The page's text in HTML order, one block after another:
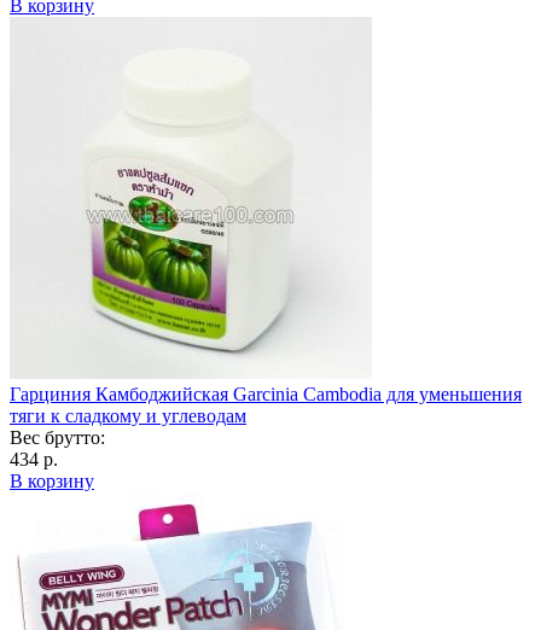
В корзину
Гарциния Камбоджийская Garcinia Cambodia для уменьшения
тяги к сладкому и углеводам
Вес брутто:
434 р.
В корзину